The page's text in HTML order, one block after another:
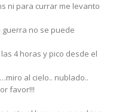
ni para currar me levanto
guerra no se puede
4 horas y pico desde el
al cielo.. nublado..
favor!!!